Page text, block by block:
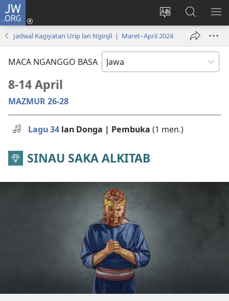
JW.ORG
Ganti
basa
Mlebu
(opens
new
Golèk
JW.ORG
Jadwal Kagiyatan Urip lan Nginjil | Maret–April 2024
MACA NGANGGO BASA
8-14 April
MAZMUR 26-28
Lagu 34 lan Donga | Pembuka (1 men.)
SINAU SAKA ALKITAB